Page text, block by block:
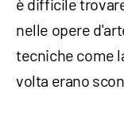
è difficile
nelle opere
tecniche come
volta erano